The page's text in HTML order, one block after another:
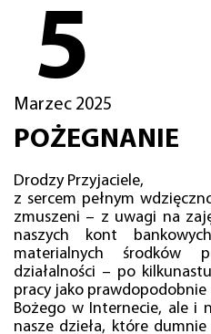
5
Marzec 2025
POŻEGNANIE
Drodzy Przyjaciele,
z sercem pełnym
zmuszeni – z uwagi na
naszych kont
materialnych środków
działalności – po
pracy jako prawdopodobnie
Bożego w Internecie, ale i
nasze dzieła, które